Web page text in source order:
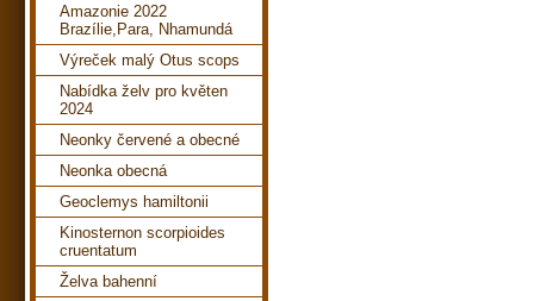
Amazonie 2022
Brazílie,Para, Nhamundá
Výreček malý Otus scops
Nabídka želv pro květen
2024
Neonky červené a obecné
Neonka obecná
Geoclemys hamiltonii
Kinosternon scorpioides
cruentatum
Želva bahenní